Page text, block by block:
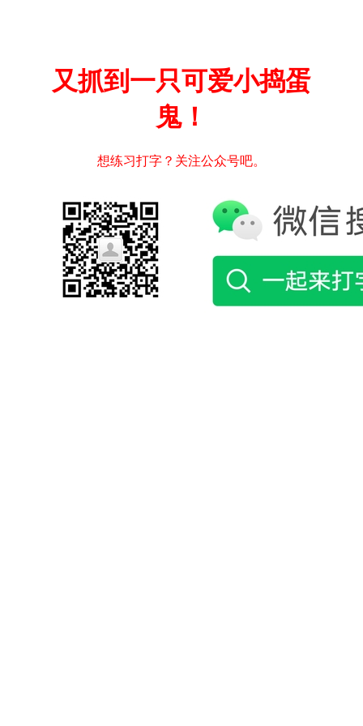
又抓到一只可爱小捣蛋
鬼！
想练习打字？关注公众号吧。